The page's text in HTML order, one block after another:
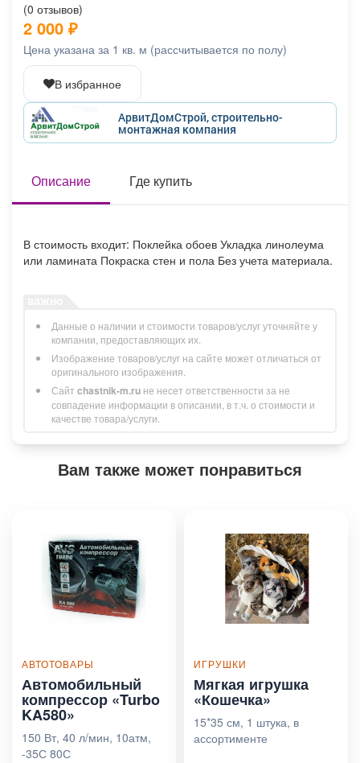
(0 отзывов)
2 000 ₽
Цена указана за 1 кв. м (рассчитывается по полу)
В избранное
АрвитДомСтрой, строительно-
монтажная компания
Описание Где купить
В стоимость входит: Поклейка обоев Укладка линолеума
или ламината Покраска стен и пола Без учета материала.
Данные о наличии и стоимости товаров/услуг уточняйте у
компании, предоставляющих их.
Изображение товаров/услуг на сайте может отличаться от
оригинального изображения.
Сайт chastnik-m.ru не несет ответственности за не
совпадение информации в описании, в т.ч. о стоимости и
качестве товара/услуги.
Вам также может понравиться
АВТОТОВАРЫ
Автомобильный
компрессор «Turbo
KA580»
150 Вт, 40 л/мин, 10атм,
-35С 80С
ИГРУШКИ
Мягкая игрушка
«Кошечка»
15*35 см, 1 штука, в
ассортименте